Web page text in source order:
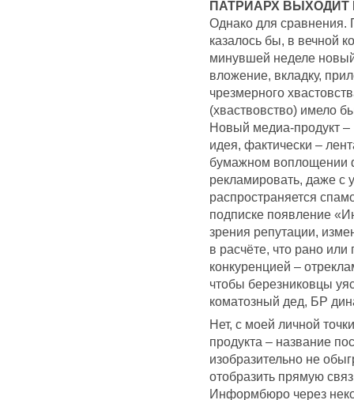
ПАТРИАРХ ВЫХОДИТ
Однако для сравнения.
казалось бы, в вечной
минувшей неделе
вложение, вкладку,
чрезмерного
(хваствовство) имело
Новый медиа-продукт –
идея, фактически –
бумажном воплощении
рекламировать, даже с
распространяется
подписке появление
зрения репутации,
в расчёте, что рано
конкуренцией –
чтобы березниковцы
коматозный дед, БР
Нет, с моей личной
продукта – название
изобразительно не
отобразить прямую
Информбюро через